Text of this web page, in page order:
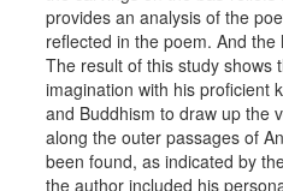
provides an analysis of the
reflected in the poem. And
The result of this study shows
imagination with his proficient
and Buddhism to draw up the
along the outer passages of
been found, as indicated by
the author included his